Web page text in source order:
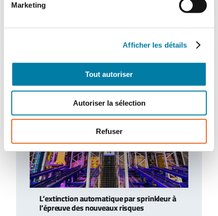
Marketing
Afficher les détails
Tout autoriser
Autoriser la sélection
Refuser
besoins à combler
Le marché des gants de protection est
marqué par d’importantes évolutions, tant
L’extinction automatique par sprinkleur à
l’épreuve des nouveaux risques